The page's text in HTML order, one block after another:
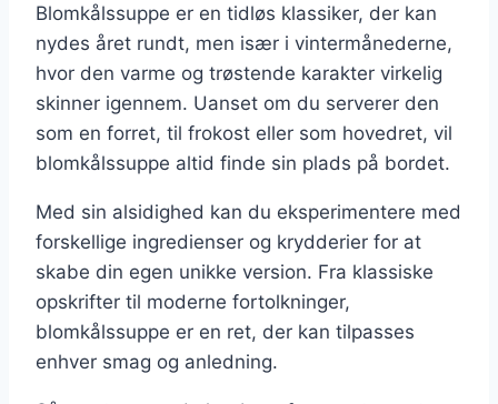
Blomkålssuppe er en tidløs klassiker, der kan
nydes året rundt, men især i vintermånederne,
hvor den varme og trøstende karakter virkelig
skinner igennem. Uanset om du serverer den
som en forret, til frokost eller som hovedret, vil
blomkålssuppe altid finde sin plads på bordet.
Med sin alsidighed kan du eksperimentere med
forskellige ingredienser og krydderier for at
skabe din egen unikke version. Fra klassiske
opskrifter til moderne fortolkninger,
blomkålssuppe er en ret, der kan tilpasses
enhver smag og anledning.